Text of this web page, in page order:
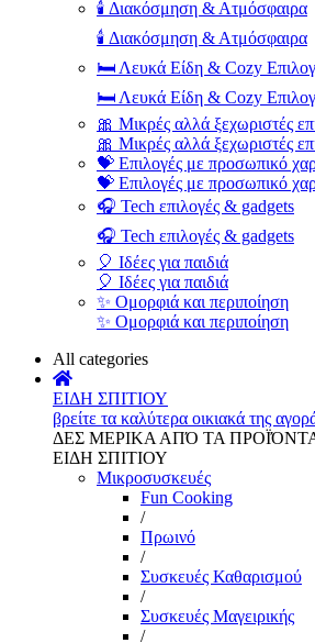
🕯️ Διακόσμηση & Ατμόσφαιρα
🕯️ Διακόσμηση & Ατμόσφαιρα
🛏️ Λευκά Είδη & Cozy
🛏️ Λευκά Είδη & Cozy
🎀 Μικρές αλλά ξεχωριστές
🎀 Μικρές αλλά ξεχωριστές
💝 Επιλογές με προσωπικό
💝 Επιλογές με προσωπικό
🎧 Tech επιλογές & gadgets
🎧 Tech επιλογές & gadgets
🎈 Ιδέες για παιδιά
🎈 Ιδέες για παιδιά
✨ Ομορφιά και περιποίηση
✨ Ομορφιά και περιποίηση
All categories
ΕΙΔΗ ΣΠΙΤΙΟΥ
βρείτε τα καλύτερα οικιακά της
ΔΕΣ ΜΕΡΙΚΑ ΑΠΌ ΤΑ
ΕΙΔΗ ΣΠΙΤΙΟΥ
Μικροσυσκευές
Fun Cooking
/
Πρωινό
/
Συσκευές Καθαρισμού
/
Συσκευές Μαγειρικής
/